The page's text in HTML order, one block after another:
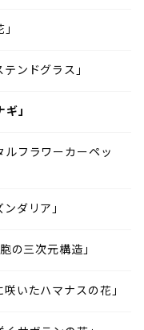
ンドグラス」
」
フラワーカーペッ
ダリア」
の三次元構造」
いたハマナスの花」